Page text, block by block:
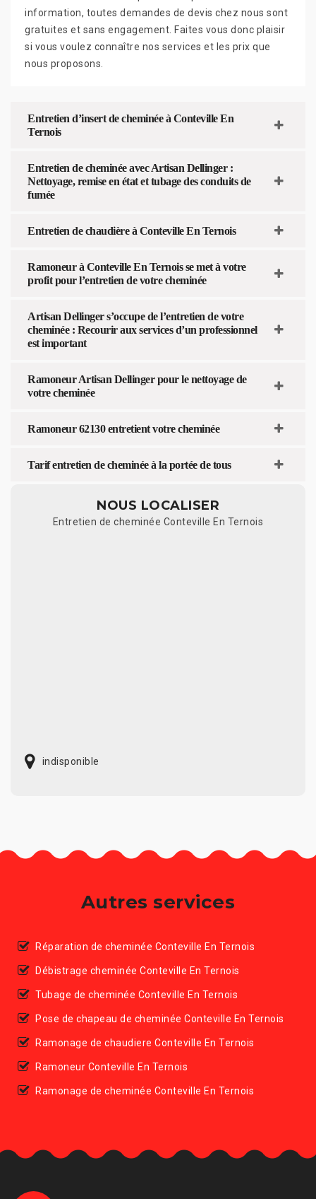
information, toutes demandes de devis chez nous sont
gratuites et sans engagement. Faites vous donc plaisir
si vous voulez connaître nos services et les prix que
nous proposons.
Entretien d’insert de cheminée à Conteville En
Ternois
Entretien de cheminée avec Artisan Dellinger :
Nettoyage, remise en état et tubage des conduits de
fumée
Entretien de chaudière à Conteville En Ternois
Ramoneur à Conteville En Ternois se met à votre
profit pour l’entretien de votre cheminée
Artisan Dellinger s’occupe de l’entretien de votre
cheminée : Recourir aux services d’un professionnel
est important
Ramoneur Artisan Dellinger pour le nettoyage de
votre cheminée
Ramoneur 62130 entretient votre cheminée
Tarif entretien de cheminée à la portée de tous
NOUS LOCALISER
Entretien de cheminée Conteville En Ternois
indisponible
Autres services
Réparation de cheminée Conteville En Ternois
Débistrage cheminée Conteville En Ternois
Tubage de cheminée Conteville En Ternois
Pose de chapeau de cheminée Conteville En Ternois
Ramonage de chaudiere Conteville En Ternois
Ramoneur Conteville En Ternois
Ramonage de cheminée Conteville En Ternois